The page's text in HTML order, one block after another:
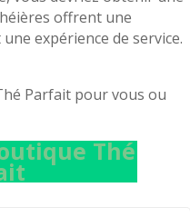
offrent une
expérience de service.
Parfait pour vous ou
Thé